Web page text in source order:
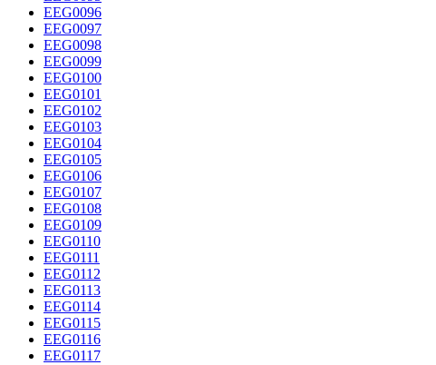
EEG0096
EEG0097
EEG0098
EEG0099
EEG0100
EEG0101
EEG0102
EEG0103
EEG0104
EEG0105
EEG0106
EEG0107
EEG0108
EEG0109
EEG0110
EEG0111
EEG0112
EEG0113
EEG0114
EEG0115
EEG0116
EEG0117